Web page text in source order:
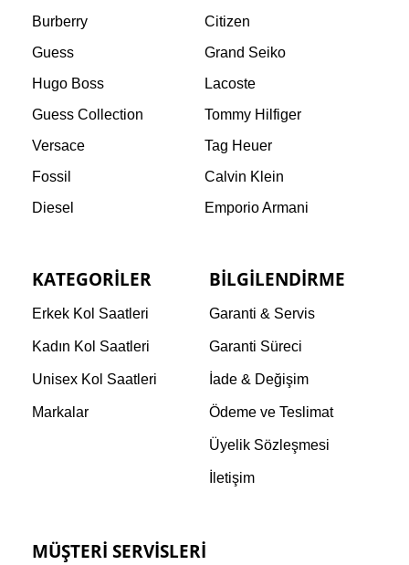
Burberry
Citizen
Guess
Grand Seiko
Hugo Boss
Lacoste
Guess Collection
Tommy Hilfiger
Versace
Tag Heuer
Fossil
Calvin Klein
Diesel
Emporio Armani
KATEGORILER
Erkek Kol Saatleri
Kadın Kol Saatleri
Unisex Kol Saatleri
Markalar
BILGILENDIRME
Garanti & Servis
Garanti Süreci
İade & Değişim
Ödeme ve Teslimat
Üyelik Sözleşmesi
İletişim
MÜŞTERI SERVISLERI